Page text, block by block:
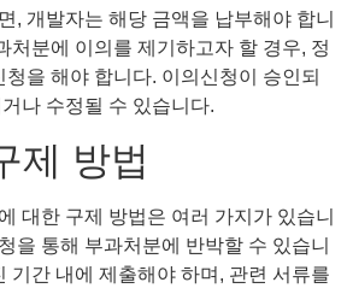
, 개발자는 해당 금액을 납부해야 합니
처분에 이의를 제기하고자 할 경우, 정
을 해야 합니다. 이의신청이 승인되
나 수정될 수 있습니다.
제 방법
대한 구제 방법은 여러 가지가 있습니
을 통해 부과처분에 반박할 수 있습니
기간 내에 제출해야 하며, 관련 서류를